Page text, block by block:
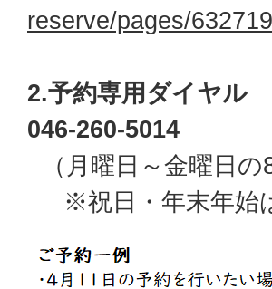
reserve/pages/
2.予約専用ダイヤル
046-260-5014
（月曜日～金曜日
※祝日・年末年始